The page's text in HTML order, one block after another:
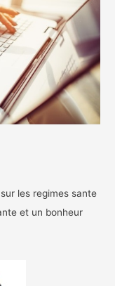
les regimes sante
et un bonheur